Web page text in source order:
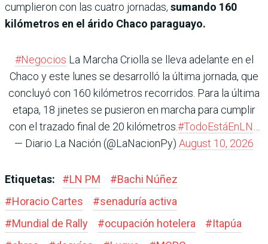
cumplieron con las cuatro jornadas, sumando 160
kilómetros en el árido Chaco paraguayo.
#Negocios La Marcha Criolla se lleva adelante en el
Chaco y este lunes se desarrolló la última jornada, que
concluyó con 160 kilómetros recorridos. Para la última
etapa, 18 jinetes se pusieron en marcha para cumplir
con el trazado final de 20 kilómetros.#TodoEstáEnLN…
— Diario La Nación (@LaNacionPy) August 10, 2026
Etiquetas: #LN PM #Bachi Núñez
#Horacio Cartes #senaduría activa
#Mundial de Rally #ocupación hotelera #Itapúa